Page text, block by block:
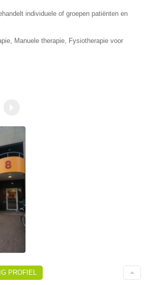
individuele of groepen patiënten en
Manuele therapie, Fysiotherapie voor
PROFIEL